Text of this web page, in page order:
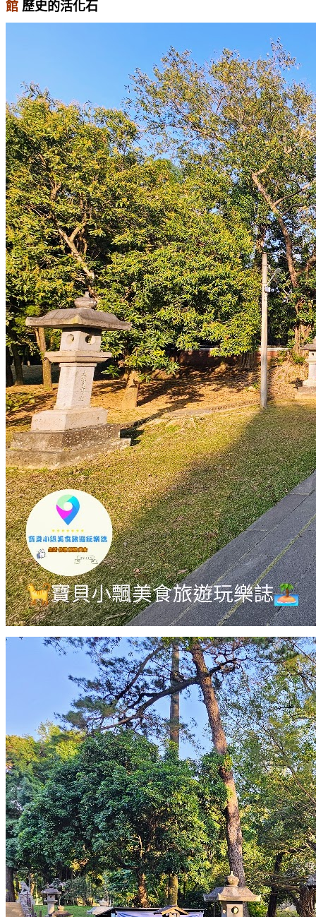
館 歷史的活化石